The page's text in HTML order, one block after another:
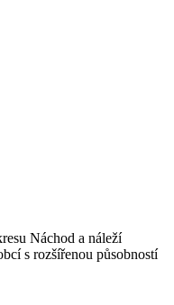
Náchod a náleží
s rozšířenou působností